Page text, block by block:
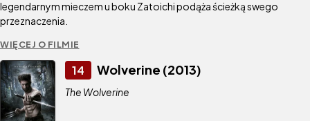
legendarnym mieczem u boku Zatoichi podąża ścieżką swego
przeznaczenia.
WIĘCEJ O FILMIE
14 Wolverine (2013)
The Wolverine